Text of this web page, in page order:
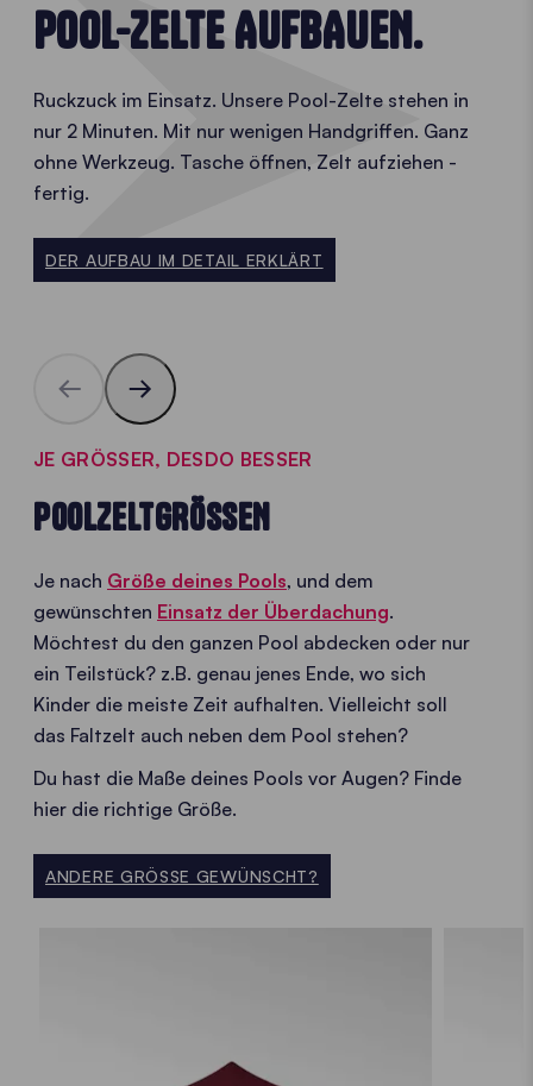
POOL-ZELTE AUFBAUEN.
Ruckzuck im Einsatz. Unsere Pool-Zelte stehen in
nur 2 Minuten. Mit nur wenigen Handgriffen. Ganz
ohne Werkzeug. Tasche öffnen, Zelt aufziehen -
fertig.
DER AUFBAU IM DETAIL ERKLÄRT
JE GRÖSSER, DESDO BESSER
POOLZELTGRÖSSEN
Je nach Größe deines Pools, und dem
gewünschten Einsatz der Überdachung.
Möchtest du den ganzen Pool abdecken oder nur
ein Teilstück? z.B. genau jenes Ende, wo sich
Kinder die meiste Zeit aufhalten. Vielleicht soll
das Faltzelt auch neben dem Pool stehen?
Du hast die Maße deines Pools vor Augen? Finde
hier die richtige Größe.
ANDERE GRÖSSE GEWÜNSCHT?